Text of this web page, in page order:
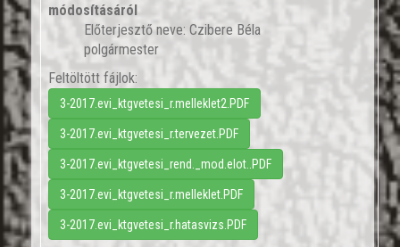
módosításáról
Előterjesztő neve: Czibere Béla
polgármester
Feltöltött fájlok:
3-2017.evi_ktgvetesi_r.melleklet2.PDF
3-2017.evi_ktgvetesi_r.tervezet.PDF
3-2017.evi_ktgvetesi_rend._mod.elot..PDF
3-2017.evi_ktgvetesi_r.melleklet.PDF
3-2017.evi_ktgvetesi_r.hatasvizs.PDF